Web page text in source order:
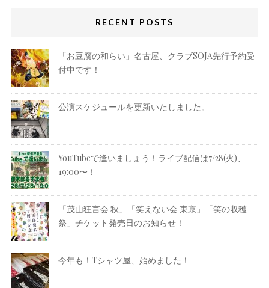
RECENT POSTS
「お豆腐の和らい」名古屋、クラブSOJA先行予約受
付中です！
公演スケジュールを更新いたしました。
YouTubeで逢いましょう！ライブ配信は7/28(火)、
19:00〜！
「茂山狂言会 秋」「笑えない会 東京」「笑の収穫
祭」チケット発売日のお知らせ！
今年も！Tシャツ屋、始めました！